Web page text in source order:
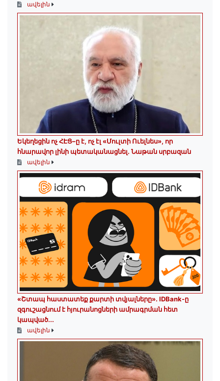
ավելին
Եկեղեցին ոչ ՀԷՑ–ը է, ոչ էլ «Մուլտի Ուելնես», որ
հնարավոր լինի պետականացնել. Նաթան սրբազան
ավելին
«Շտապ հաստատեք քարտի տվյալները»․ IDBank-ը
զգուշացնում է հյուրանոցների ամրագրման հետ
կապված...
ավելին